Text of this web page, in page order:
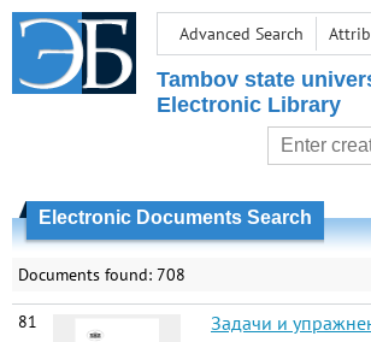
Advanced Search
Tambov state
Electronic Library
Electronic Documents Search
Documents found: 708
81 Задачи и